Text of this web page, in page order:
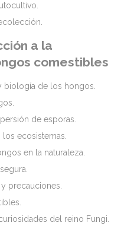
a la
comestibles
biología de los hongos.
de esporas.
ecosistemas.
en la naturaleza.
precauciones.
del reino Fungi.